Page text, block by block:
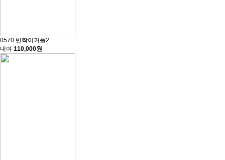
0570.반짝이커플2
대여 110,000원